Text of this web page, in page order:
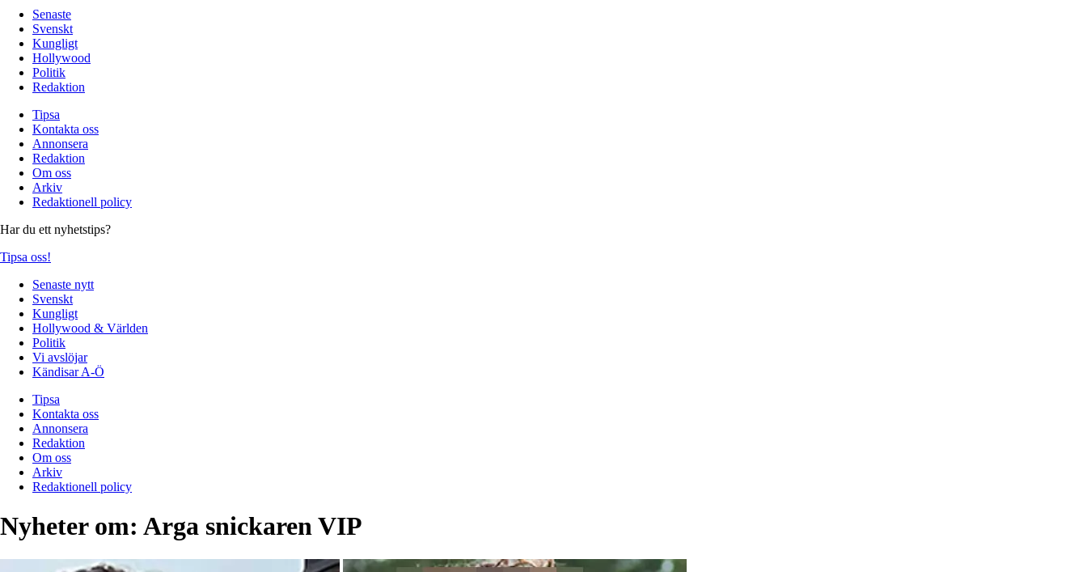
Senaste
Svenskt
Kungligt
Hollywood
Politik
Redaktion
Tipsa
Kontakta oss
Annonsera
Redaktion
Om oss
Arkiv
Redaktionell policy
Har du ett nyhetstips?
Tipsa oss!
Senaste nytt
Svenskt
Kungligt
Hollywood & Världen
Politik
Vi avslöjar
Kändisar A-Ö
Tipsa
Kontakta oss
Annonsera
Redaktion
Om oss
Arkiv
Redaktionell policy
Nyheter om: Arga snickaren VIP